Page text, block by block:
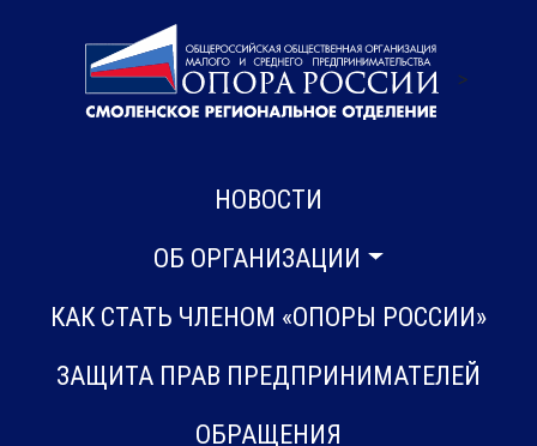
>
НОВОСТИ
ОБ ОРГАНИЗАЦИИ
КАК СТАТЬ ЧЛЕНОМ «ОПОРЫ РОССИИ»
ЗАЩИТА ПРАВ ПРЕДПРИНИМАТЕЛЕЙ
ОБРАЩЕНИЯ